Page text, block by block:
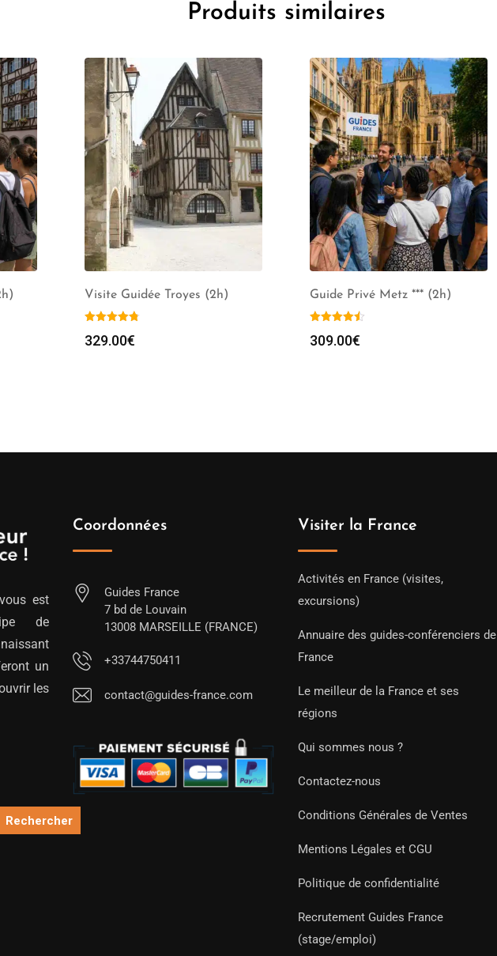
Produits similaires
Visite Guidée Troyes (2h)
329.00€
Guide Privé Metz *** (2h)
309.00€
est
de
un
les
Rechercher
Coordonnées
Guides France
7 bd de Louvain
13008 MARSEILLE (FRANCE)
+33744750411
contact@guides-france.com
Visiter la France
Activités en France (visites,
excursions)
Annuaire des guides-conférenciers de
France
Le meilleur de la France et ses
régions
Qui sommes nous ?
Contactez-nous
Conditions Générales de Ventes
Mentions Légales et CGU
Politique de confidentialité
Recrutement Guides France
(stage/emploi)